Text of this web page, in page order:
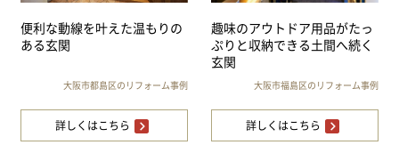
便利な動線を叶えた温もりの
ある玄関
大阪市都島区のリフォーム事例
詳しくはこちら
趣味のアウトドア用品がたっ
ぷりと収納できる土間へ続く
玄関
大阪市福島区のリフォーム事例
詳しくはこちら